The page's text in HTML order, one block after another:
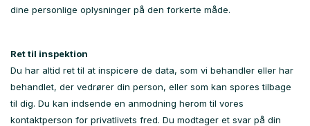
dine personlige oplysninger på den forkerte måde.
Ret til inspektion
Du har altid ret til at inspicere de data, som vi behandler eller har
behandlet, der vedrører din person, eller som kan spores tilbage
til dig. Du kan indsende en anmodning herom til vores
kontaktperson for privatlivets fred. Du modtager et svar på din